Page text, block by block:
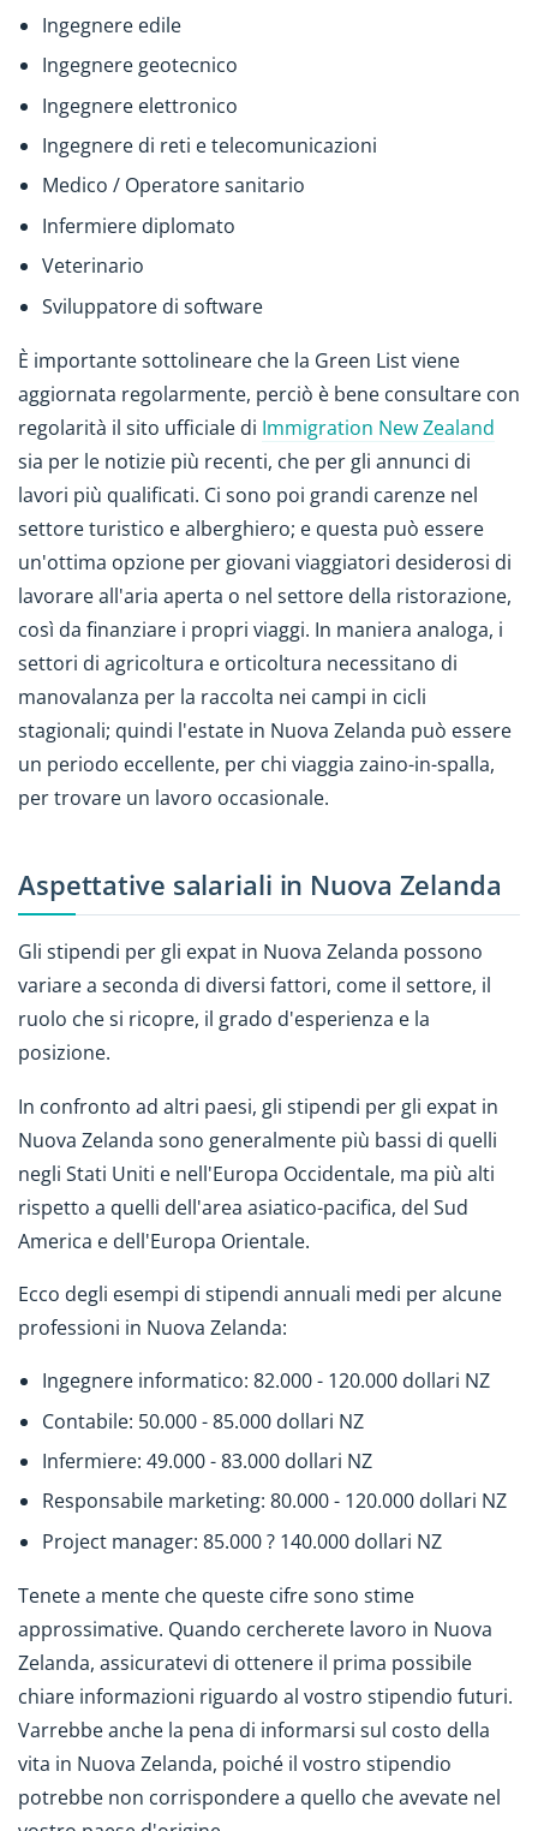
Ingegnere edile
Ingegnere geotecnico
Ingegnere elettronico
Ingegnere di reti e telecomunicazioni
Medico / Operatore sanitario
Infermiere diplomato
Veterinario
Sviluppatore di software
È importante sottolineare che la Green List viene
aggiornata regolarmente, perciò è bene consultare con
regolarità il sito ufficiale di Immigration New Zealand
sia per le notizie più recenti, che per gli annunci di
lavori più qualificati. Ci sono poi grandi carenze nel
settore turistico e alberghiero; e questa può essere
un'ottima opzione per giovani viaggiatori desiderosi di
lavorare all'aria aperta o nel settore della ristorazione,
così da finanziare i propri viaggi. In maniera analoga, i
settori di agricoltura e orticoltura necessitano di
manovalanza per la raccolta nei campi in cicli
stagionali; quindi l'estate in Nuova Zelanda può essere
un periodo eccellente, per chi viaggia zaino-in-spalla,
per trovare un lavoro occasionale.
Aspettative salariali in Nuova Zelanda
Gli stipendi per gli expat in Nuova Zelanda possono
variare a seconda di diversi fattori, come il settore, il
ruolo che si ricopre, il grado d'esperienza e la
posizione.
In confronto ad altri paesi, gli stipendi per gli expat in
Nuova Zelanda sono generalmente più bassi di quelli
negli Stati Uniti e nell'Europa Occidentale, ma più alti
rispetto a quelli dell'area asiatico-pacifica, del Sud
America e dell'Europa Orientale.
Ecco degli esempi di stipendi annuali medi per alcune
professioni in Nuova Zelanda:
Ingegnere informatico: 82.000 - 120.000 dollari NZ
Contabile: 50.000 - 85.000 dollari NZ
Infermiere: 49.000 - 83.000 dollari NZ
Responsabile marketing: 80.000 - 120.000 dollari NZ
Project manager: 85.000 ? 140.000 dollari NZ
Tenete a mente che queste cifre sono stime
approssimative. Quando cercherete lavoro in Nuova
Zelanda, assicuratevi di ottenere il prima possibile
chiare informazioni riguardo al vostro stipendio futuri.
Varrebbe anche la pena di informarsi sul costo della
vita in Nuova Zelanda, poiché il vostro stipendio
potrebbe non corrispondere a quello che avevate nel